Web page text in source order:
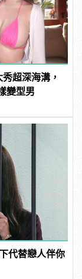
超深海溝，
變型男
代替戀人伴你